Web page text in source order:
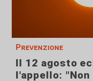
Prevenzione
Il 12 agosto
l'appello: